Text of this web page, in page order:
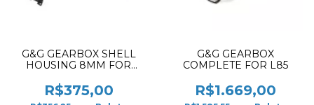
G&G GEARBOX SHELL
HOUSING 8MM FOR
R$375,00
G&G GEARBOX
COMPLETE FOR L85
R$1.669,00